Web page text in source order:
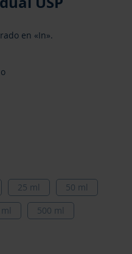
en «In».
25 ml
50 ml
500 ml